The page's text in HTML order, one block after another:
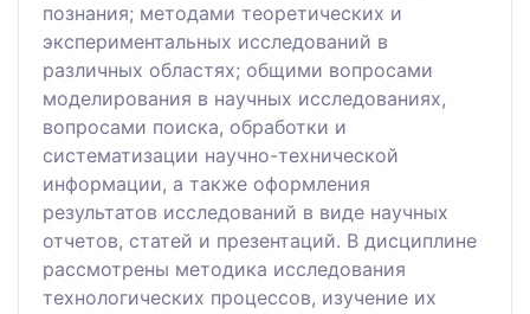
познания; методами теоретических и
экспериментальных исследований в
различных областях; общими вопросами
моделирования в научных исследованиях,
вопросами поиска, обработки и
систематизации научно-технической
информации, а также оформления
результатов исследований в виде научных
отчетов, статей и презентаций. В дисциплине
рассмотрены методика исследования
технологических процессов, изучение их